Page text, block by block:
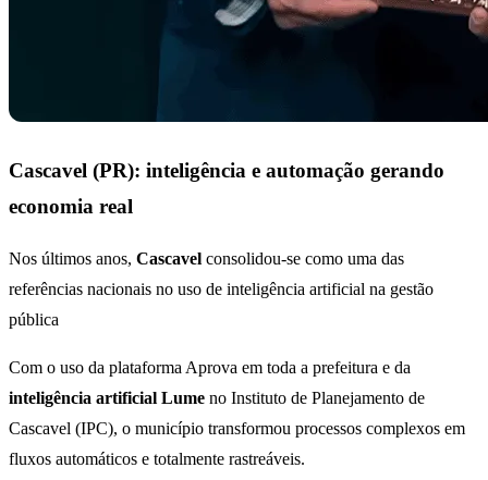
Cascavel (PR): inteligência e automação gerando
economia real
Nos últimos anos, Cascavel consolidou-se como uma das
referências nacionais no uso de inteligência artificial na gestão
pública
Com o uso da plataforma Aprova em toda a prefeitura e da
inteligência artificial Lume no Instituto de Planejamento de
Cascavel (IPC), o município transformou processos complexos em
fluxos automáticos e totalmente rastreáveis.